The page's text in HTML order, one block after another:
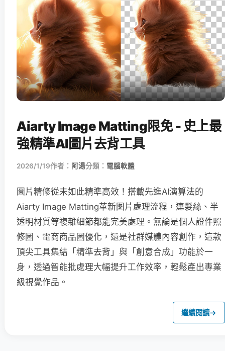
Aiarty Image Matting限免 - 史上最
強精準AI圖片去背工具
2026/1/19作者： 阿湯分類： 電腦軟體
圖片精修從未如此精準高效！搭載先進AI演算法的
Aiarty Image Matting革新图片處理流程，連髮絲、半
透明材質等複雜細節都能完美處理。無論是個人證件照
修圖、電商商品圖優化，還是社群媒體內容創作，這款
頂尖工具集結「精準去背」與「創意合成」功能於一
身，透過智能批處理大幅提升工作效率，輕鬆產出專業
級視覺作品。
繼續閱讀→